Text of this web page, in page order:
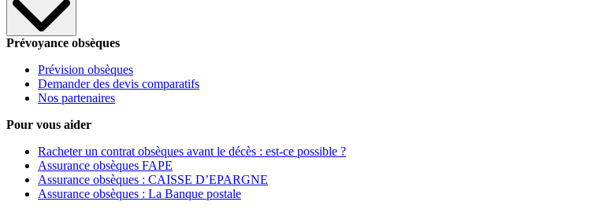
Prévoyance obsèques
Prévision obsèques
Demander des devis comparatifs
Nos partenaires
Pour vous aider
Racheter un contrat obsèques avant le décès : est-ce possible ?
Assurance obsèques FAPE
Assurance obsèques : CAISSE D’EPARGNE
Assurance obsèques : La Banque postale